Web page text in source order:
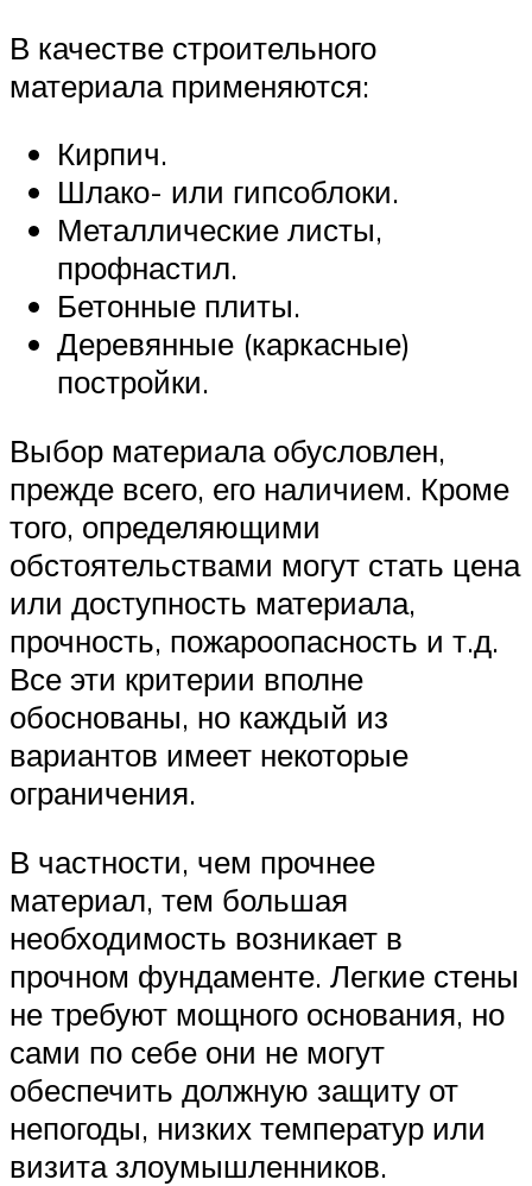
В качестве строительного
материала применяются:
Кирпич.
Шлако- или гипсоблоки.
Металлические листы,
профнастил.
Бетонные плиты.
Деревянные (каркасные)
постройки.
Выбор материала обусловлен,
прежде всего, его наличием. Кроме
того, определяющими
обстоятельствами могут стать цена
или доступность материала,
прочность, пожароопасность и т.д.
Все эти критерии вполне
обоснованы, но каждый из
вариантов имеет некоторые
ограничения.
В частности, чем прочнее
материал, тем большая
необходимость возникает в
прочном фундаменте. Легкие стены
не требуют мощного основания, но
сами по себе они не могут
обеспечить должную защиту от
непогоды, низких температур или
визита злоумышленников.